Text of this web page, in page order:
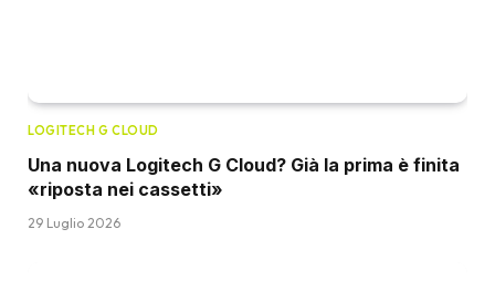
LOGITECH G CLOUD
Una nuova Logitech G Cloud? Già la prima è finita
«riposta nei cassetti»
29 Luglio 2026